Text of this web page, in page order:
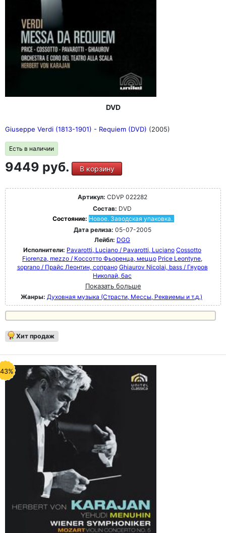
DVD
Giuseppe Verdi (1813-1901) - Requiem (DVD) (2005)
Есть в наличии
9449 руб. В корзину
Артикул: CDVP 022282
Состав: DVD
Состояние: Новое. Заводская упаковка.
Дата релиза: 05-07-2005
Лейбл: DGG
Исполнители: Pavarotti, Luciano / Pavarotti, Luciano Cossotto
Fiorenza, mezzo / Коссотто Фьоренца, меццо Price Leontyne,
soprano / Прайс Леонтин, сопрано Ghiaurov Nicolai, bass / Гяуров
Николай, бас
Показать больше
Жанры: Духовная музыка (Страсти, Мессы, Реквиемы и т.д.)
Хит продаж